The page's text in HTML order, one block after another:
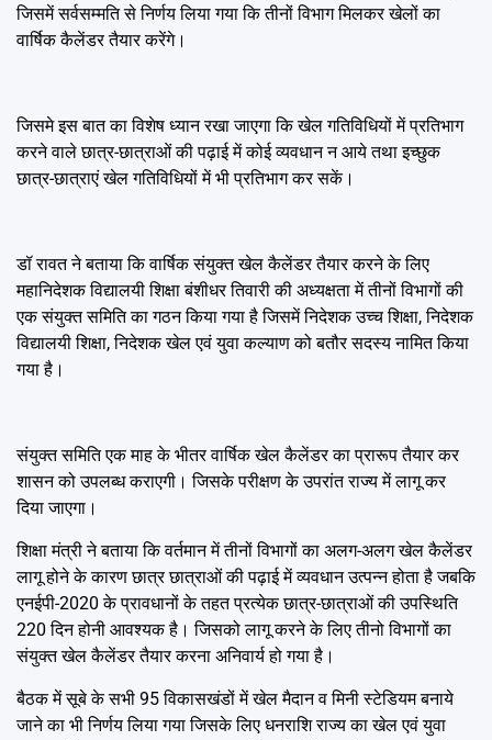
जिसमें सर्वसम्मति से निर्णय लिया गया कि तीनों विभाग मिलकर खेलों का
वार्षिक कैलेंडर तैयार करेंगे।
जिसमे इस बात का विशेष ध्यान रखा जाएगा कि खेल गतिविधियों में प्रतिभाग
करने वाले छात्र-छात्राओं की पढ़ाई में कोई व्यवधान न आये तथा इच्छुक
छात्र-छात्राएं खेल गतिविधियों में भी प्रतिभाग कर सकें।
डॉ रावत ने बताया कि वार्षिक संयुक्त खेल कैलेंडर तैयार करने के लिए
महानिदेशक विद्यालयी शिक्षा बंशीधर तिवारी की अध्यक्षता में तीनों विभागों की
एक संयुक्त समिति का गठन किया गया है जिसमें निदेशक उच्च शिक्षा, निदेशक
विद्यालयी शिक्षा, निदेशक खेल एवं युवा कल्याण को बतौर सदस्य नामित किया
गया है।
संयुक्त समिति एक माह के भीतर वार्षिक खेल कैलेंडर का प्रारूप तैयार कर
शासन को उपलब्ध कराएगी। जिसके परीक्षण के उपरांत राज्य में लागू कर
दिया जाएगा।
शिक्षा मंत्री ने बताया कि वर्तमान में तीनों विभागों का अलग-अलग खेल कैलेंडर
लागू होने के कारण छात्र छात्राओं की पढ़ाई में व्यवधान उत्पन्न होता है जबकि
एनईपी-2020 के प्रावधानों के तहत प्रत्येक छात्र-छात्राओं की उपस्थिति
220 दिन होनी आवश्यक है। जिसको लागू करने के लिए तीनो विभागों का
संयुक्त खेल कैलेंडर तैयार करना अनिवार्य हो गया है।
बैठक में सूबे के सभी 95 विकासखंडों में खेल मैदान व मिनी स्टेडियम बनाये
जाने का भी निर्णय लिया गया जिसके लिए धनराशि राज्य का खेल एवं युवा